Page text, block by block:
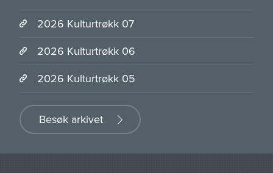
2026 Kulturtrøkk 07
2026 Kulturtrøkk 06
2026 Kulturtrøkk 05
Besøk arkivet